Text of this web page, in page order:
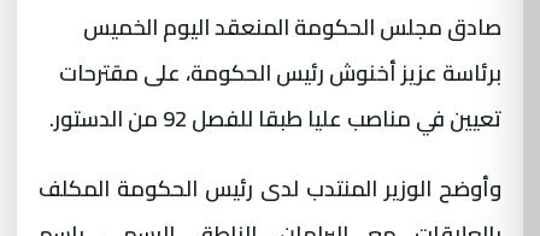
صادق مجلس الحكومة المنعقد اليوم الخميس
برئاسة عزيز أخنوش رئيس الحكومة، على مقترحات
تعيين في مناصب عليا طبقا للفصل 92 من الدستور.
وأوضح الوزير المنتدب لدى رئيس الحكومة المكلف